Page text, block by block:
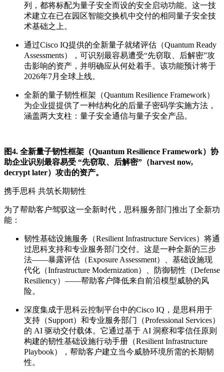
列，都将标配为量子安全而设的安全启动功能。 这一技
术建立在已在园区智能交换机中交付的相同量子安全技
术基础之上。
通过Cisco IQ提供的全新量子就绪评估 （Quantum Ready
Assessments）
，可识别最容易遭受“先窃取、后解密”攻
击影响的资产，并明确应从何处着手。该功能预计将于
2026年7月全球上线。
全新的量子韧性框架 （Quantum Resilience Framework）
为企业提提供了一种结构化的后量子密码学实施方法，
涵盖两大支柱：量子安全通信与量子安全产品。
图4. 全新量子韧性框架（Quantum Resilience Framework）协
助企业识别最容易受 “先窃取、后解密”（harvest now,
decrypt later）攻击的资产。
携手思科 共筑长期韧性
为了帮助客户驾驭这一全新时代， 思科服务部门推出了全新功
能：
韧性基础设施服务 （Resilient Infrastructure Services） 将通
过思科支持和专业服务部门交付。这是一种全新的三步
法——暴露评估（Exposure Assessment）、基础设施现
代化（Infrastructure Modernization）、防御韧性（Defense
Resiliency）——帮助客户降低来自前沿模型威胁的风
险。
深度集成于思科云控制平台中的Cisco IQ ，是思科用于
支持（Support） 和专业服务部门（Professional Services）
的 AI 驱动交付载体。它通过基于 AI 洞察和零信任原则
构建的韧性基础设施行动手册（Resilient Infrastructure
Playbook），帮助客户建立当今威胁环境所需的长期韧
性。